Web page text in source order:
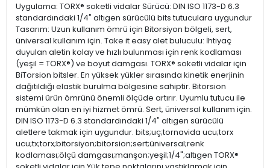
Uygulama: TORX® soketli vidalar Sürücü: DIN ISO 1173-D 6.3
standardındaki 1/4" altıgen sürücülü bits tutuculara uygundur
Tasarım: Uzun kullanım ömrü için Bitorsiyon bölgeli, sert,
üniversal kullanım için. Take it easy alet buluculu: İhtiyaç
duyulan aletin kolay ve hızlı bulunması için renk kodlaması
(yeşil = TORX®) ve boyut damgası. TORX® soketli vidalar için
BiTorsion bitsler. En yüksek yükler sırasında kinetik enerjinin
dağıtıldığı elastik burulma bölgesine sahiptir. Bitorsion
sistemi ürün ömrünü önemli ölçüde artırır. Uyumlu tutucu ile
mümkün olan en iyi hizmet ömrü. Sert, üniversal kullanım için.
DIN ISO 1173-D 6.3 standardındaki 1/4" altıgen sürücülü
aletlere takmak için uygundur. bits;uç;tornavida ucu;torx
ucu;tx;torx;bitorsiyon;bitorsion;sert;üniversal;renk
kodlaması;ölçü damgası;manşon;yeşil;1/4";altıgen TORX®